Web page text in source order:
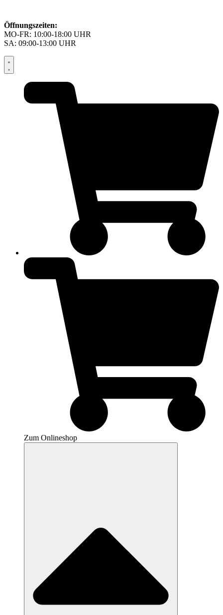
Öffnungszeiten:
MO-FR: 10:00-18:00 UHR
SA: 09:00-13:00 UHR
Zum Onlineshop